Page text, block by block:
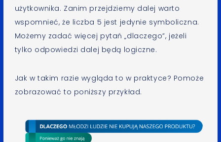
użytkownika. Zanim przejdziemy dalej warto
wspomnieć, że liczba 5 jest jedynie symboliczna.
Możemy zadać więcej pytań „dlaczego”, jeżeli
tylko odpowiedzi dalej będą logiczne.
Jak w takim razie wygląda to w praktyce? Pomoże
zobrazować to poniższy przykład.